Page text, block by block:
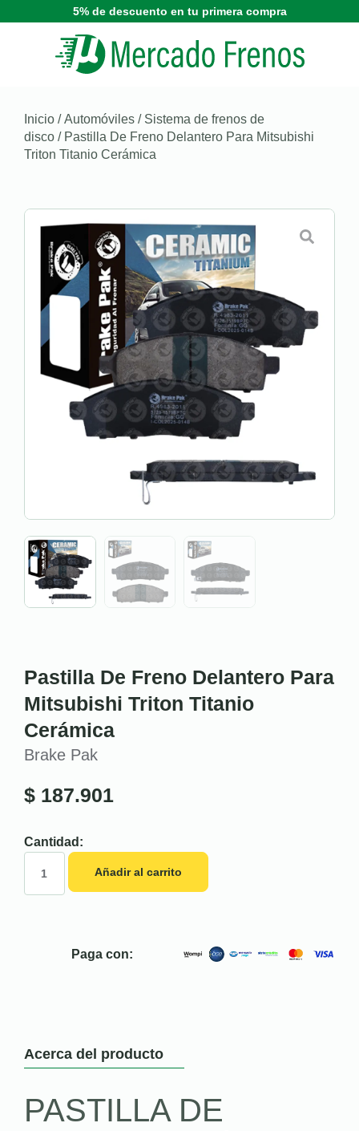
5% de descuento en tu primera compra
Inicio /Automóviles / Sistema de frenos de
disco / Pastilla De Freno Delantero Para Mitsubishi
Triton Titanio Cerámica
Pastilla De Freno Delantero Para
Mitsubishi Triton Titanio
Cerámica
Brake Pak
$ 187.901
Cantidad:
Añadir al carrito
Paga con:
Acerca del producto
PASTILLA DE